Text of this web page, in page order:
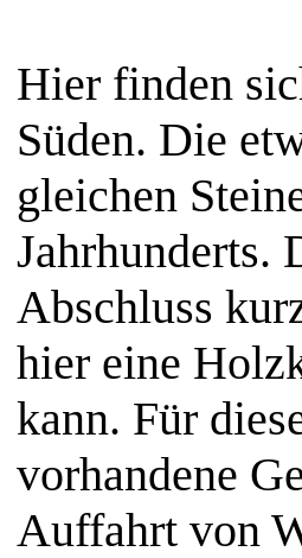
Hier finden
Süden. Die
gleichen
Jahrhunderts.
Abschluss
hier eine
kann. Für
vorhandene
Auffahrt von